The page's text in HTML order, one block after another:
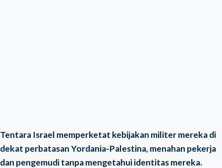
Tentara Israel memperketat kebijakan militer mereka di
dekat perbatasan Yordania-Palestina, menahan pekerja
dan pengemudi tanpa mengetahui identitas mereka.